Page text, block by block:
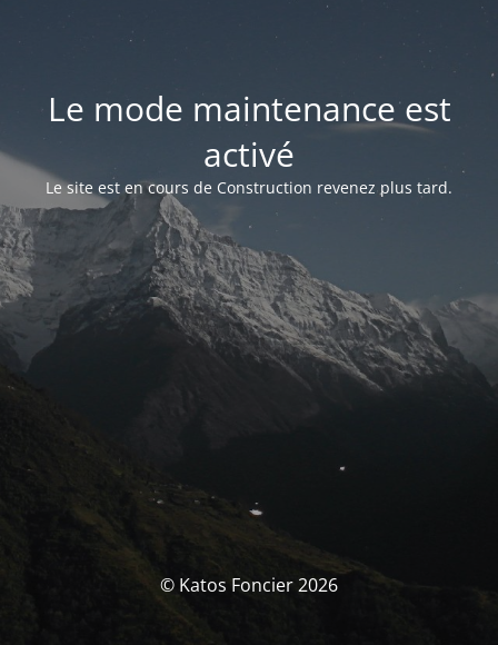
Le mode maintenance est
activé
Le site est en cours de Construction revenez plus tard.
© Katos Foncier 2026